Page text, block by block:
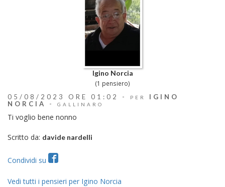
Igino Norcia
(1 pensiero)
05/08/2023 ORE 01:02 - PER
IGINO
NORCIA
- GALLINARO
Ti voglio bene nonno
Scritto da: davide nardelli
Condividi su
Vedi tutti i pensieri per Igino Norcia